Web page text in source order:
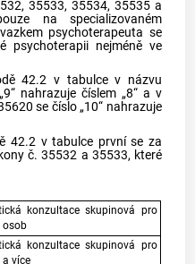
35533, 35534, 35535 a
na specializovaném
psychoterapeuta se
psychoterapii nejméně ve
42.2 v tabulce v názvu
nahrazuje číslem „8“ a v
se číslo „10“ nahrazuje
42.2 v tabulce první se za
č. 35532 a 35533, které
konzultace skupinová pro
osob
konzultace skupinová pro
více